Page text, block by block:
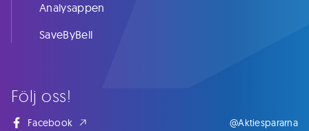
Följ oss!
Facebook @Aktiespararna
Analysappen
SaveByBell